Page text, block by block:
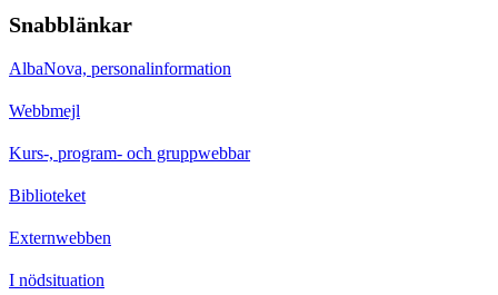
Snabblänkar
AlbaNova, personalinformation
Webbmejl
Kurs-, program- och gruppwebbar
Biblioteket
Externwebben
I nödsituation